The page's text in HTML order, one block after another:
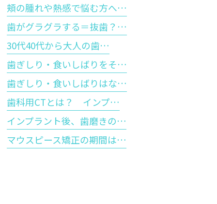
頬の腫れや熱感で悩む方へ…
歯がグラグラする＝抜歯？…
30代40代から大人の歯…
歯ぎしり・食いしばりをそ…
歯ぎしり・食いしばりはな…
歯科用CTとは？ インプ…
インプラント後、歯磨きの…
マウスピース矯正の期間は…